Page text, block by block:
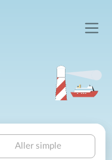
Aller simple